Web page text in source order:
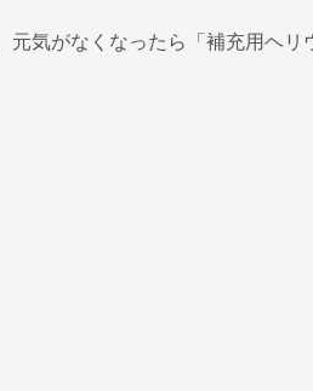
気がなくなったら「補充用ヘリ